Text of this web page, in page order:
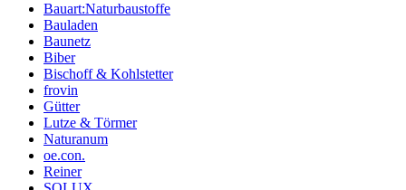
Bauart:Naturbaustoffe
Bauladen
Baunetz
Biber
Bischoff & Kohlstetter
frovin
Gütter
Lutze & Törmer
Naturanum
oe.con.
Reiner